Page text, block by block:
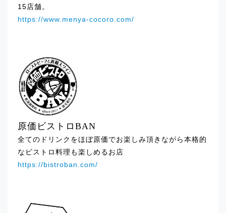
2025.01.21
イベント出店のお知らせ「SWEETBOX本
2025.01.21
イベント出店のお知らせ「テルミナ錦糸
町」
2025.01.21
イベント出店のお知らせ「渋谷マークシ
ティジス2」
2025.01.21
15店舗。
https://www.menya-cocoro.com/
原価ビストロBAN
全てのドリンクをほぼ原価でお楽しみ頂きながら本格的
なビストロ料理も楽しめるお店
https://bistroban.com/